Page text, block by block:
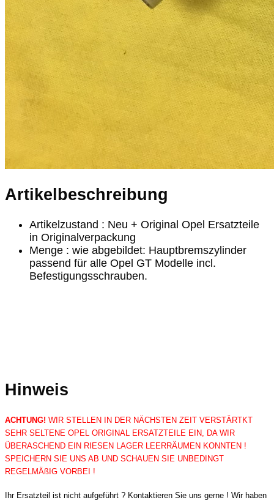
Artikelbeschreibung
Artikelzustand : Neu + Original Opel Ersatzteile
in Originalverpackung
Menge : wie abgebildet: Hauptbremszylinder
passend für alle Opel GT Modelle incl.
Befestigungsschrauben.
Hinweis
ACHTUNG! WIR STELLEN IN DER NÄCHSTEN ZEIT VERSTÄRTKT
SEHR SELTENE OPEL ORIGINAL ERSATZTEILE EIN, DA WIR
ÜBERASCHEND EIN RIESEN LAGER LEERRÄUMEN KONNTEN !
SPEICHERN SIE UNS AB UND SCHAUEN SIE UNBEDINGT
REGELMÄßIG VORBEI !
Ihr Ersatzteil ist nicht aufgeführt ? Kontaktieren Sie uns gerne ! Wir haben